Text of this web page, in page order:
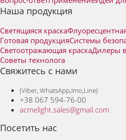
Наша продукция
Светящаяся краска
Готовая продукцияСистемы
Светоотражающая краскаДилеры
Советы технолога
Свяжитесь с нами
(Viber, WhatsApp,Imo,Line)
+38 067 594-76-00
acmelight.sales@gmail.com
Посетить нас